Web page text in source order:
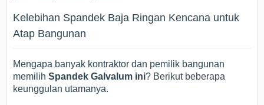
Kelebihan Spandek Baja Ringan Kencana untuk
Atap Bangunan
Mengapa banyak kontraktor dan pemilik bangunan
memilihSpandek Galvalum ini? Berikut beberapa
keunggulan utamanya.